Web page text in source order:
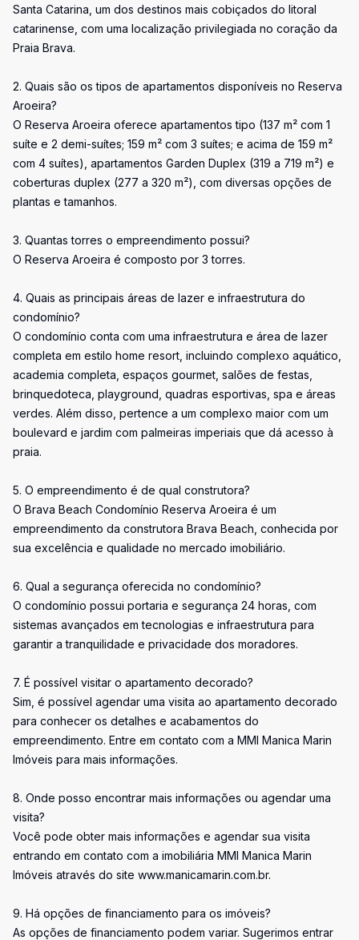
Santa Catarina, um dos destinos mais cobiçados do litoral
catarinense, com uma localização privilegiada no coração da
Praia Brava.
2. Quais são os tipos de apartamentos disponíveis no Reserva
Aroeira?
O Reserva Aroeira oferece apartamentos tipo (137 m² com 1
suíte e 2 demi-suítes; 159 m² com 3 suítes; e acima de 159 m²
com 4 suítes), apartamentos Garden Duplex (319 a 719 m²) e
coberturas duplex (277 a 320 m²), com diversas opções de
plantas e tamanhos.
3. Quantas torres o empreendimento possui?
O Reserva Aroeira é composto por 3 torres.
4. Quais as principais áreas de lazer e infraestrutura do
condomínio?
O condomínio conta com uma infraestrutura e área de lazer
completa em estilo home resort, incluindo complexo aquático,
academia completa, espaços gourmet, salões de festas,
brinquedoteca, playground, quadras esportivas, spa e áreas
verdes. Além disso, pertence a um complexo maior com um
boulevard e jardim com palmeiras imperiais que dá acesso à
praia.
5. O empreendimento é de qual construtora?
O Brava Beach Condomínio Reserva Aroeira é um
empreendimento da construtora Brava Beach, conhecida por
sua excelência e qualidade no mercado imobiliário.
6. Qual a segurança oferecida no condomínio?
O condomínio possui portaria e segurança 24 horas, com
sistemas avançados em tecnologias e infraestrutura para
garantir a tranquilidade e privacidade dos moradores.
7. É possível visitar o apartamento decorado?
Sim, é possível agendar uma visita ao apartamento decorado
para conhecer os detalhes e acabamentos do
empreendimento. Entre em contato com a MMI Manica Marin
Imóveis para mais informações.
8. Onde posso encontrar mais informações ou agendar uma
visita?
Você pode obter mais informações e agendar sua visita
entrando em contato com a imobiliária MMI Manica Marin
Imóveis através do site www.manicamarin.com.br.
9. Há opções de financiamento para os imóveis?
As opções de financiamento podem variar. Sugerimos entrar